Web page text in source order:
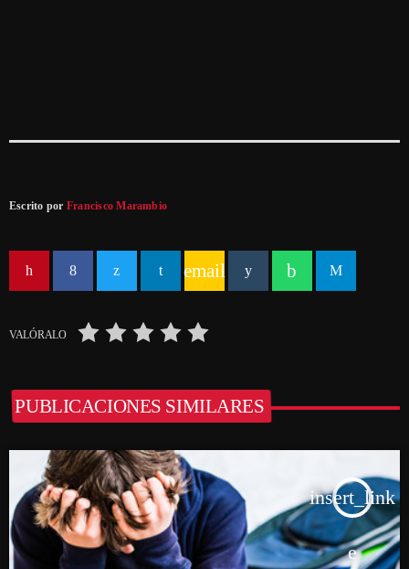
Escrito por Francisco Marambio
email
VALÓRALO
PUBLICACIONES SIMILARES
insert_link